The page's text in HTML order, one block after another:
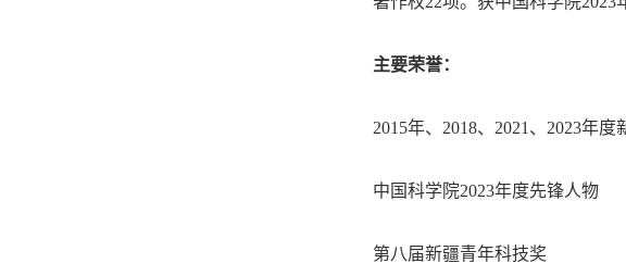
主要荣誉：
2015年、2018、2021、2023年
中国科学院2023年度先锋人物
第八届新疆青年科技奖